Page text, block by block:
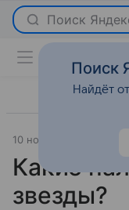
Поиск
10 ноября 2010
Какие
звезды?
Поиск
Найдёт